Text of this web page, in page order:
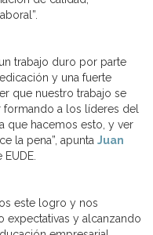
trabajo duro por parte
y una fuerte
que nuestro trabajo se
a los líderes del
que hacemos esto, y ver
la pena”, apunta Juan
este logro y nos
expectativas y alcanzando